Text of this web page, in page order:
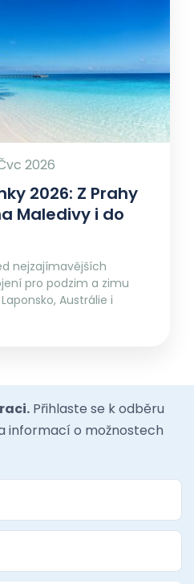
2026
2026: Z Prahy
Maledivy i do
nejzajímavějších
pro podzim a zimu
Austrálie i
Přihlaste se k odběru
informací o možnostech